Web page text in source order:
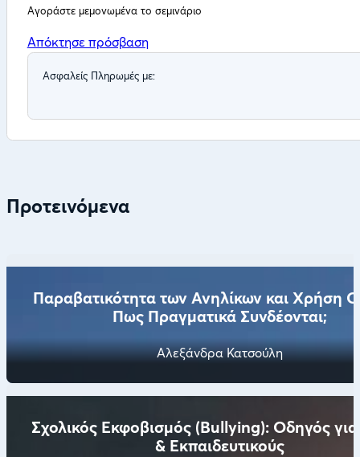
Αγοράστε μεμονωμένα το σεμινάριο
Απόκτησε πρόσβαση
Ασφαλείς Πληρωμές με:
Προτεινόμενα
Παραβατικότητα των Ανηλίκων και Χρήση
Πως Πραγματικά Συνδέονται;
Αλεξάνδρα Κατσούλη
Σχολικός Εκφοβισμός (Bullying): Οδηγός για
& Εκπαιδευτικούς